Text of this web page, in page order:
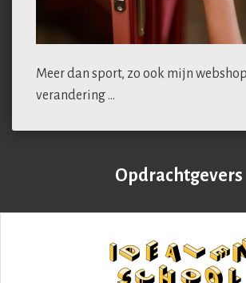
Meer dan sport, zo ook mijn
verandering …
Opdrachtgevers